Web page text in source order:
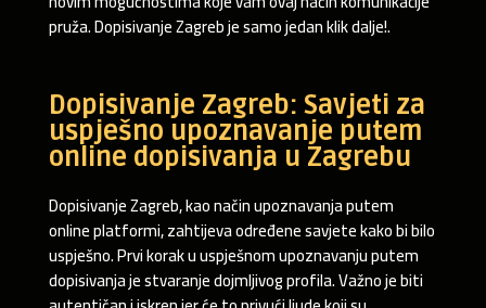
pruža. Dopisivanje Zagreb je samo jedan klik dalje!.
Dopisivanje Zagreb: Savjeti za
uspješno upoznavanje putem
online dopisivanja u Zagrebu
Dopisivanje Zagreb, kao način upoznavanja putem
online platformi, zahtijeva određene savjete kako bi bilo
uspješno. Prvi korak u uspješnom upoznavanju putem
dopisivanja je stvaranje dojmljivog profila. Važno je biti